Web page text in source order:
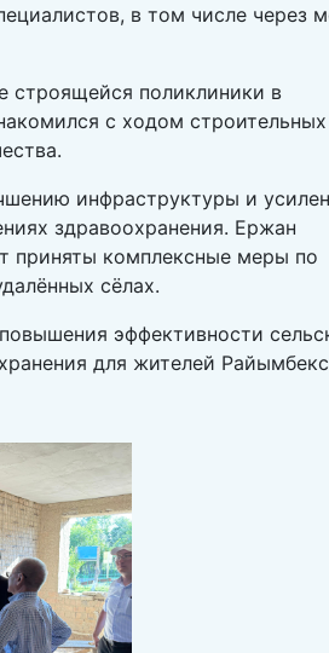
в том числе через
строящейся поликлиники в
с ходом строительных
инфраструктуры и
здравоохранения. Ержан
приняты комплексные меры по
сёлах.
эффективности
для жителей